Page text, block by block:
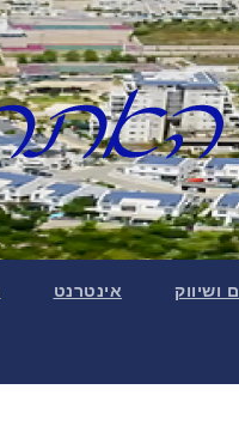
ושיווק אינטרנט